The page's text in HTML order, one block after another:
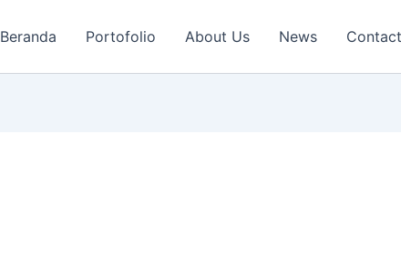
Beranda Portofolio About Us News